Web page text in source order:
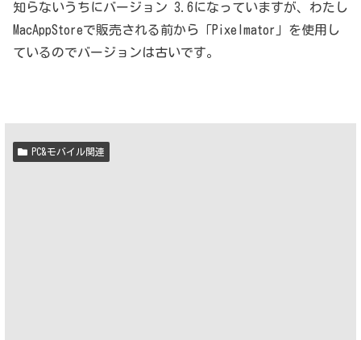
知らないうちにバージョン 3.6になっていますが、わたし
MacAppStoreで販売される前から「Pixelmator」を使用し
ているのでバージョンは古いです。
PC&モバイル関連